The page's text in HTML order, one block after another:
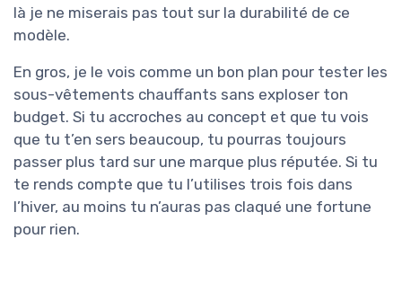
là je ne miserais pas tout sur la durabilité de ce
modèle.
En gros, je le vois comme un bon plan pour tester les
sous-vêtements chauffants sans exploser ton
budget. Si tu accroches au concept et que tu vois
que tu t’en sers beaucoup, tu pourras toujours
passer plus tard sur une marque plus réputée. Si tu
te rends compte que tu l’utilises trois fois dans
l’hiver, au moins tu n’auras pas claqué une fortune
pour rien.